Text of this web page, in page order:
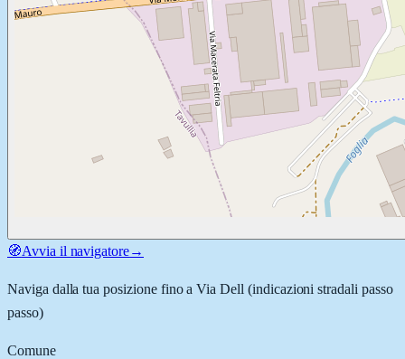
🧭Avvia il navigatore→
Naviga dalla tua posizione fino aVia Dell (indicazioni stradali passo
passo)
Comune